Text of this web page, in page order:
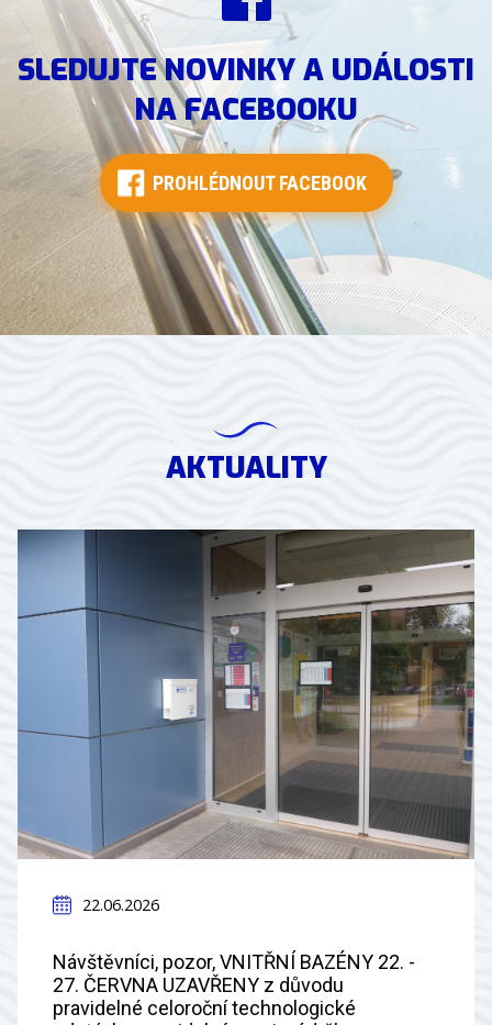
SLEDUJTE NOVINKY A UDÁLOSTI
NA FACEBOOKU
PROHLÉDNOUT FACEBOOK
AKTUALITY
22.06.2026
Návštěvníci, pozor, VNITŘNÍ BAZÉNY 22. -
27. ČERVNA UZAVŘENY z důvodu
pravidelné celoroční technologické